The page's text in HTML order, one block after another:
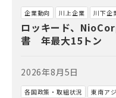
企業動向 川上企業 川下企
ロッキード、
書 年最大15トン
2026年8月5日
各国政策・取組状況 東南ア